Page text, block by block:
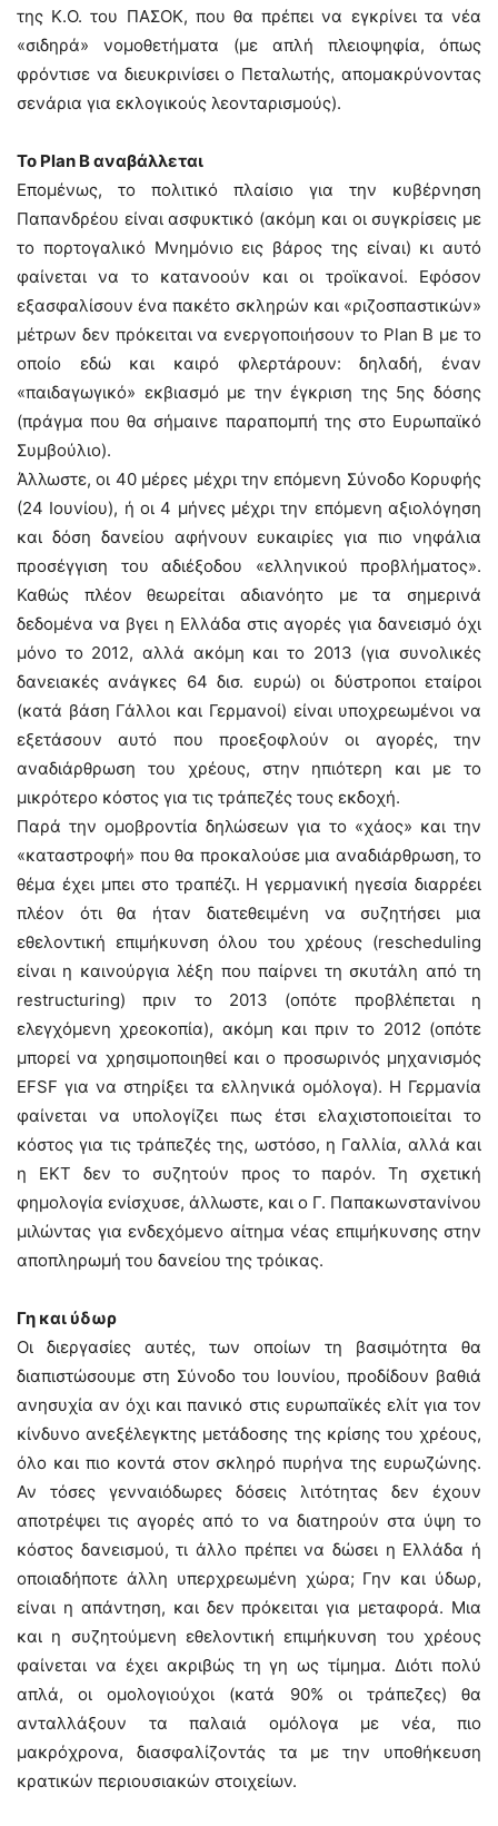
της Κ.Ο. του ΠΑΣΟΚ, που θα πρέπει να εγκρίνει τα νέα
«σιδηρά» νομοθετήματα (με απλή πλειοψηφία, όπως
φρόντισε να διευκρινίσει ο Πεταλωτής, απομακρύνοντας
σενάρια για εκλογικούς λεονταρισμούς).
Το Plan B αναβάλλεται
Επομένως, το πολιτικό πλαίσιο για την κυβέρνηση
Παπανδρέου είναι ασφυκτικό (ακόμη και οι συγκρίσεις με
το πορτογαλικό Μνημόνιο εις βάρος της είναι) κι αυτό
φαίνεται να το κατανοούν και οι τροϊκανοί. Εφόσον
εξασφαλίσουν ένα πακέτο σκληρών και «ριζοσπαστικών»
μέτρων δεν πρόκειται να ενεργοποιήσουν το Plan B με το
οποίο εδώ και καιρό φλερτάρουν: δηλαδή, έναν
«παιδαγωγικό» εκβιασμό με την έγκριση της 5ης δόσης
(πράγμα που θα σήμαινε παραπομπή της στο Ευρωπαϊκό
Συμβούλιο).
Άλλωστε, οι 40 μέρες μέχρι την επόμενη Σύνοδο Κορυφής
(24 Ιουνίου), ή οι 4 μήνες μέχρι την επόμενη αξιολόγηση
και δόση δανείου αφήνουν ευκαιρίες για πιο νηφάλια
προσέγγιση του αδιέξοδου «ελληνικού προβλήματος».
Καθώς πλέον θεωρείται αδιανόητο με τα σημερινά
δεδομένα να βγει η Ελλάδα στις αγορές για δανεισμό όχι
μόνο το 2012, αλλά ακόμη και το 2013 (για συνολικές
δανειακές ανάγκες 64 δισ. ευρώ) οι δύστροποι εταίροι
(κατά βάση Γάλλοι και Γερμανοί) είναι υποχρεωμένοι να
εξετάσουν αυτό που προεξοφλούν οι αγορές, την
αναδιάρθρωση του χρέους, στην ηπιότερη και με το
μικρότερο κόστος για τις τράπεζές τους εκδοχή.
Παρά την ομοβροντία δηλώσεων για το «χάος» και την
«καταστροφή» που θα προκαλούσε μια αναδιάρθρωση, το
θέμα έχει μπει στο τραπέζι. Η γερμανική ηγεσία διαρρέει
πλέον ότι θα ήταν διατεθειμένη να συζητήσει μια
εθελοντική επιμήκυνση όλου του χρέους (rescheduling
είναι η καινούργια λέξη που παίρνει τη σκυτάλη από τη
restructuring) πριν το 2013 (οπότε προβλέπεται η
ελεγχόμενη χρεοκοπία), ακόμη και πριν το 2012 (οπότε
μπορεί να χρησιμοποιηθεί και ο προσωρινός μηχανισμός
EFSF για να στηρίξει τα ελληνικά ομόλογα). Η Γερμανία
φαίνεται να υπολογίζει πως έτσι ελαχιστοποιείται το
κόστος για τις τράπεζές της, ωστόσο, η Γαλλία, αλλά και
η ΕΚΤ δεν το συζητούν προς το παρόν. Τη σχετική
φημολογία ενίσχυσε, άλλωστε, και ο Γ. Παπακωνστανίνου
μιλώντας για ενδεχόμενο αίτημα νέας επιμήκυνσης στην
αποπληρωμή του δανείου της τρόικας.
Γη και ύδωρ
Οι διεργασίες αυτές, των οποίων τη βασιμότητα θα
διαπιστώσουμε στη Σύνοδο του Ιουνίου, προδίδουν βαθιά
ανησυχία αν όχι και πανικό στις ευρωπαϊκές ελίτ για τον
κίνδυνο ανεξέλεγκτης μετάδοσης της κρίσης του χρέους,
όλο και πιο κοντά στον σκληρό πυρήνα της ευρωζώνης.
Αν τόσες γενναιόδωρες δόσεις λιτότητας δεν έχουν
αποτρέψει τις αγορές από το να διατηρούν στα ύψη το
κόστος δανεισμού, τι άλλο πρέπει να δώσει η Ελλάδα ή
οποιαδήποτε άλλη υπερχρεωμένη χώρα; Γην και ύδωρ,
είναι η απάντηση, και δεν πρόκειται για μεταφορά. Μια
και η συζητούμενη εθελοντική επιμήκυνση του χρέους
φαίνεται να έχει ακριβώς τη γη ως τίμημα. Διότι πολύ
απλά, οι ομολογιούχοι (κατά 90% οι τράπεζες) θα
ανταλλάξουν τα παλαιά ομόλογα με νέα, πιο
μακρόχρονα, διασφαλίζοντάς τα με την υποθήκευση
κρατικών περιουσιακών στοιχείων.